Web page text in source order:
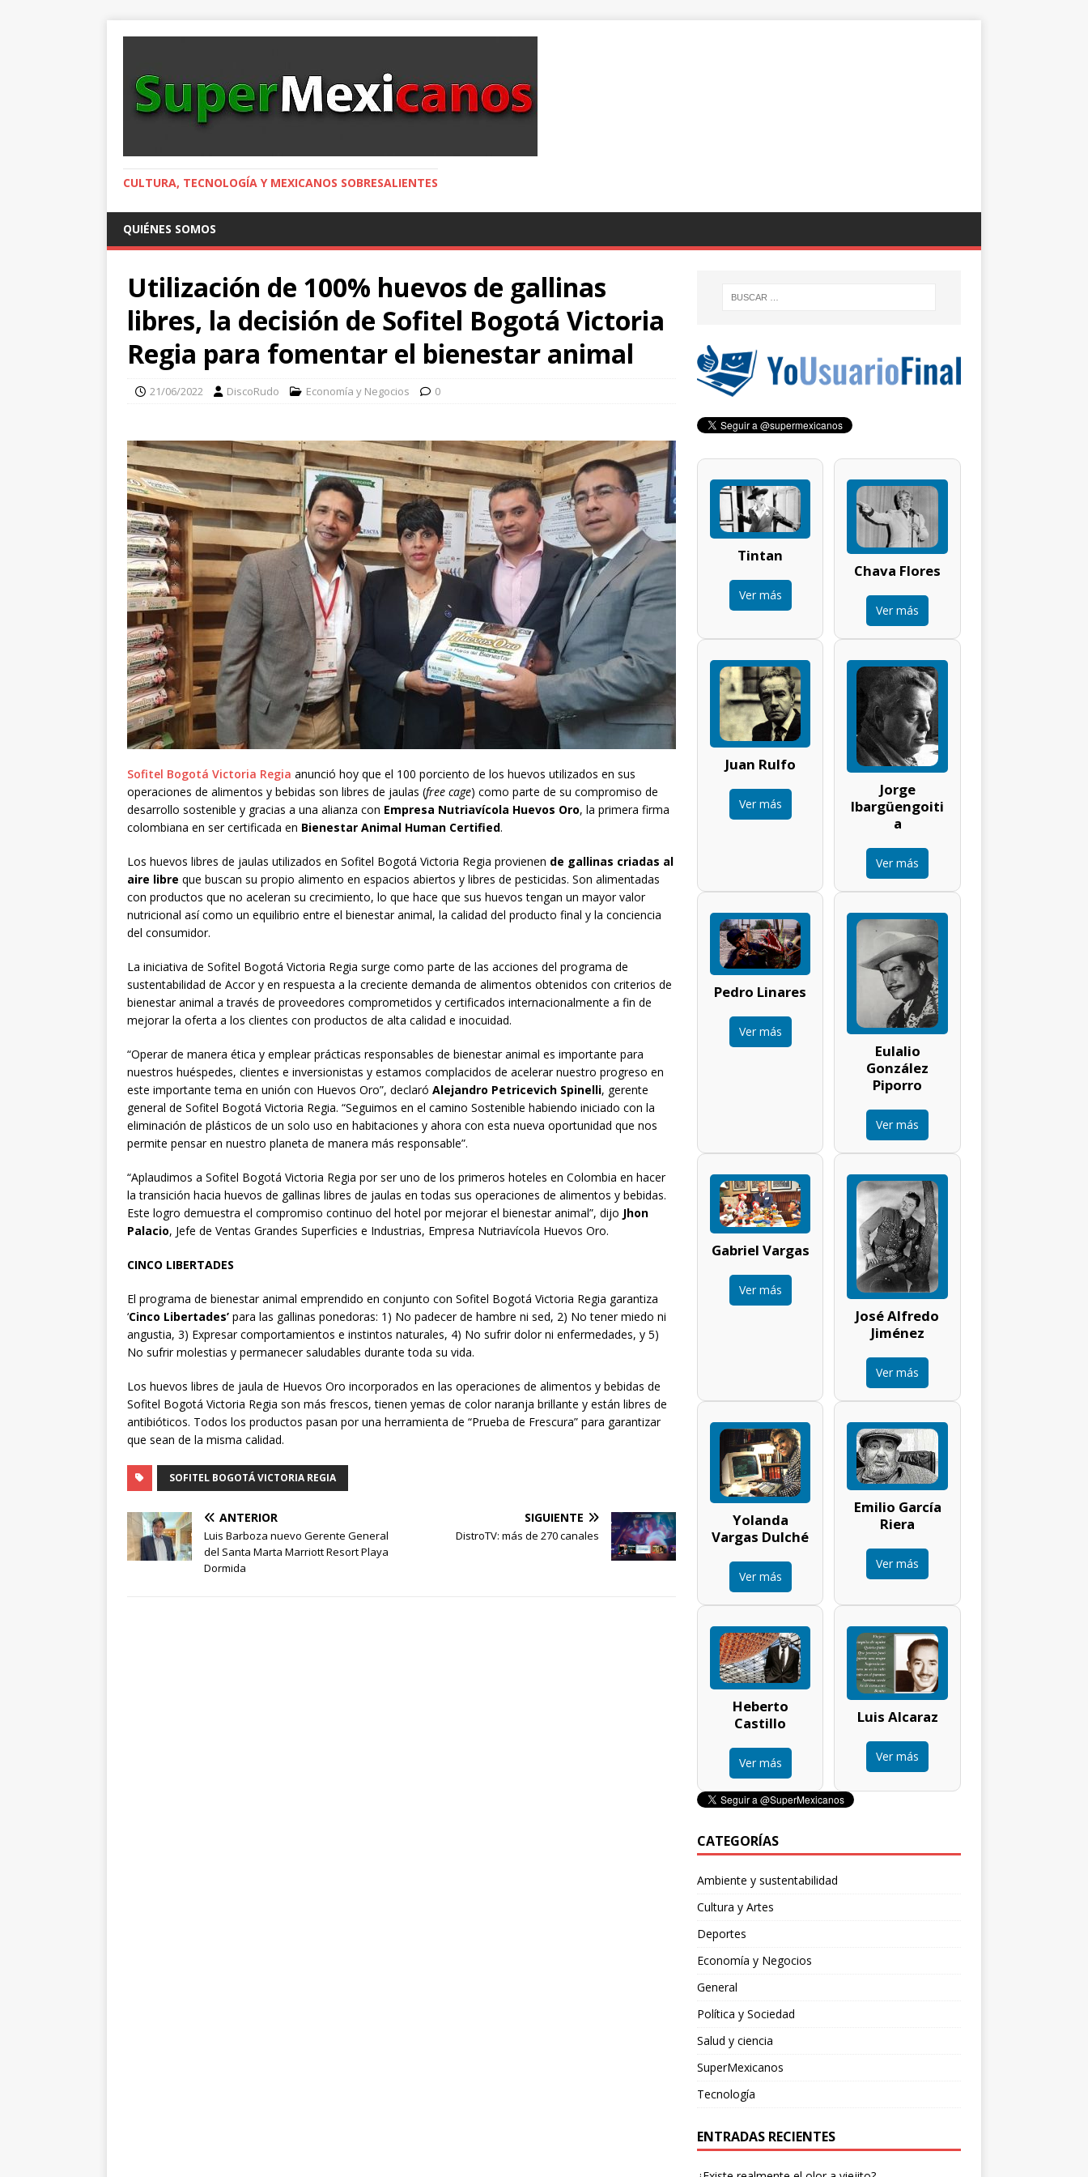
CULTURA, TECNOLOGÍA Y MEXICANOS SOBRESALIENTES
QUIÉNES SOMOS
Utilización de 100% huevos de gallinas
libres, la decisión de Sofitel Bogotá Victoria
Regia para fomentar el bienestar animal
21/06/2022 DiscoRudo Economía y Negocios 0
Sofitel Bogotá Victoria Regia anunció hoy que el 100 porciento de los huevos utilizados en sus
operaciones de alimentos y bebidas son libres de jaulas (free cage) como parte de su compromiso de
desarrollo sostenible y gracias a una alianza con Empresa Nutriavícola Huevos Oro, la primera firma
colombiana en ser certificada en Bienestar Animal Human Certified.
Los huevos libres de jaulas utilizados en Sofitel Bogotá Victoria Regia provienen de gallinas criadas al
aire libre que buscan su propio alimento en espacios abiertos y libres de pesticidas. Son alimentadas
con productos que no aceleran su crecimiento, lo que hace que sus huevos tengan un mayor valor
nutricional así como un equilibrio entre el bienestar animal, la calidad del producto final y la conciencia
del consumidor.
La iniciativa de Sofitel Bogotá Victoria Regia surge como parte de las acciones del programa de
sustentabilidad de Accor y en respuesta a la creciente demanda de alimentos obtenidos con criterios de
bienestar animal a través de proveedores comprometidos y certificados internacionalmente a fin de
mejorar la oferta a los clientes con productos de alta calidad e inocuidad.
“Operar de manera ética y emplear prácticas responsables de bienestar animal es importante para
nuestros huéspedes, clientes e inversionistas y estamos complacidos de acelerar nuestro progreso en
este importante tema en unión con Huevos Oro”, declaró Alejandro Petricevich Spinelli, gerente
general de Sofitel Bogotá Victoria Regia. “Seguimos en el camino Sostenible habiendo iniciado con la
eliminación de plásticos de un solo uso en habitaciones y ahora con esta nueva oportunidad que nos
permite pensar en nuestro planeta de manera más responsable”.
“Aplaudimos a Sofitel Bogotá Victoria Regia por ser uno de los primeros hoteles en Colombia en hacer
la transición hacia huevos de gallinas libres de jaulas en todas sus operaciones de alimentos y bebidas.
Este logro demuestra el compromiso continuo del hotel por mejorar el bienestar animal”, dijo Jhon
Palacio, Jefe de Ventas Grandes Superficies e Industrias, Empresa Nutriavícola Huevos Oro.
CINCO LIBERTADES
El programa de bienestar animal emprendido en conjunto con Sofitel Bogotá Victoria Regia garantiza
‘Cinco Libertades’ para las gallinas ponedoras: 1) No padecer de hambre ni sed, 2) No tener miedo ni
angustia, 3) Expresar comportamientos e instintos naturales, 4) No sufrir dolor ni enfermedades, y 5)
No sufrir molestias y permanecer saludables durante toda su vida.
Los huevos libres de jaula de Huevos Oro incorporados en las operaciones de alimentos y bebidas de
Sofitel Bogotá Victoria Regia son más frescos, tienen yemas de color naranja brillante y están libres de
antibióticos. Todos los productos pasan por una herramienta de “Prueba de Frescura” para garantizar
que sean de la misma calidad.
SOFITEL BOGOTÁ VICTORIA REGIA
ANTERIOR
Luis Barboza nuevo Gerente General
del Santa Marta Marriott Resort Playa
Dormida
SIGUIENTE
DistroTV: más de 270 canales
Tintan
Ver más
Chava Flores
Ver más
Juan Rulfo
Ver más
Jorge
Ibargüengoiti
a
Ver más
Pedro Linares
Ver más
Eulalio
González
Piporro
Ver más
Gabriel Vargas
Ver más
José Alfredo
Jiménez
Ver más
Yolanda
Vargas Dulché
Ver más
Emilio García
Riera
Ver más
Heberto
Castillo
Ver más
Luis Alcaraz
Ver más
CATEGORÍAS
Ambiente y sustentabilidad
Cultura y Artes
Deportes
Economía y Negocios
General
Política y Sociedad
Salud y ciencia
SuperMexicanos
Tecnología
ENTRADAS RECIENTES